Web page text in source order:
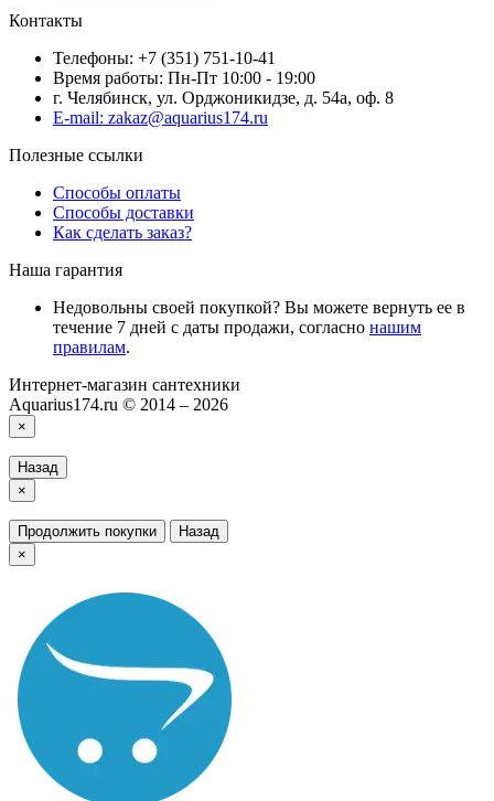
Контакты
Телефоны: +7 (351) 751-10-41
Время работы: Пн-Пт 10:00 - 19:00
г. Челябинск, ул. Орджоникидзе, д. 54а, оф. 8
E-mail: zakaz@aquarius174.ru
Полезные ссылки
Способы оплаты
Способы доставки
Как сделать заказ?
Наша гарантия
Недовольны своей покупкой? Вы можете вернуть ее в
течение 7 дней с даты продажи, согласно нашим
правилам.
Интернет-магазин сантехники
Aquarius174.ru © 2014 – 2026
×
Назад
×
Продолжить покупки
Назад
×